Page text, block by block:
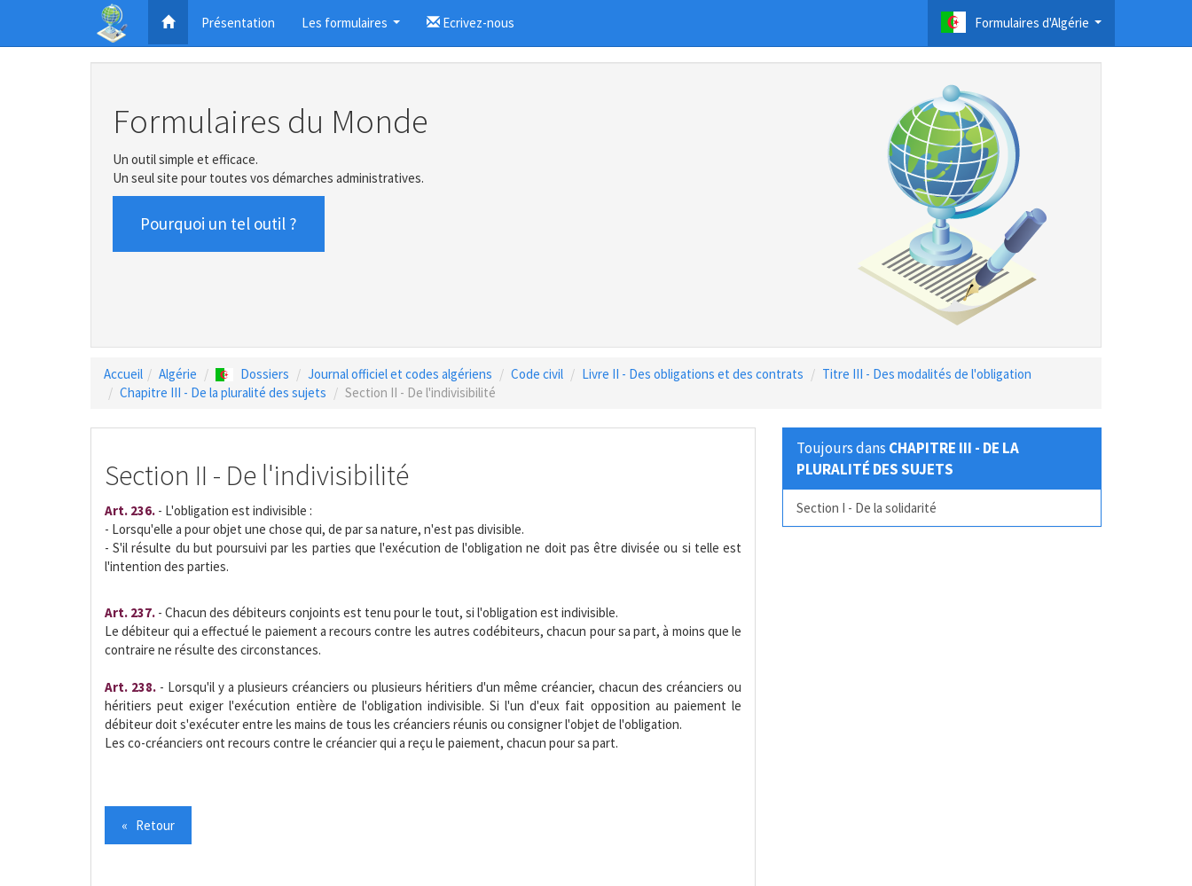
Présentation Les formulaires Ecrivez-nous Formulaires d'Algérie
Formulaires du Monde
Un outil simple et efficace.
Un seul site pour toutes vos démarches administratives.
Pourquoi un tel outil ?
Accueil Algérie Dossiers Journal officiel et codes algériens Code civil Livre II - Des obligations et des contrats
Titre III - Des modalités de l'obligation
Chapitre III - De la pluralité des sujets
Section II - De l'indivisibilité
Section II - De l'indivisibilité
Art. 236. - L'obligation est indivisible :
- Lorsqu'elle a pour objet une chose qui, de par sa nature, n'est pas divisible.
- S'il résulte du but poursuivi par les parties que l'exécution de l'obligation ne doit pas être divisée ou si telle est
l'intention des parties.
Art. 237. - Chacun des débiteurs conjoints est tenu pour le tout, si l'obligation est indivisible.
Le débiteur qui a effectué le paiement a recours contre les autres codébiteurs, chacun pour sa part, à moins que le
contraire ne résulte des circonstances.
Art. 238. - Lorsqu'il y a plusieurs créanciers ou plusieurs héritiers d'un même créancier, chacun des créanciers ou
héritiers peut exiger l'exécution entière de l'obligation indivisible. Si l'un d'eux fait opposition au paiement le
débiteur doit s'exécuter entre les mains de tous les créanciers réunis ou consigner l'objet de l'obligation.
Les co-créanciers ont recours contre le créancier qui a reçu le paiement, chacun pour sa part.
« Retour
Toujours dans CHAPITRE III - DE LA
PLURALITÉ DES SUJETS
Section I - De la solidarité